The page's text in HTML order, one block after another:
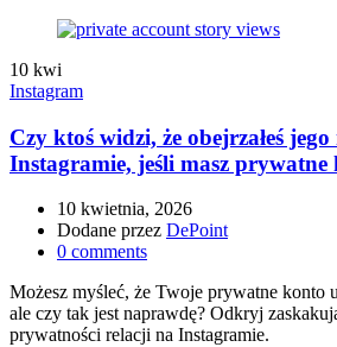
10 kwi
Instagram
Czy ktoś widzi, że obejrzałeś
Instagramie, jeśli masz prywatne
10 kwietnia, 2026
Dodane przez DePoint
0 comments
Możesz myśleć, że Twoje prywatne konto
ale czy tak jest naprawdę? Odkryj
prywatności relacji na Instagramie.